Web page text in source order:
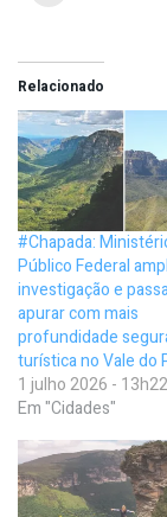
Relacionado
#Chapada:
Público Federal
investigação e
apurar com mais
profundidade
turística no Vale do
1 julho 2026 - 13h22
Em "Cidades"